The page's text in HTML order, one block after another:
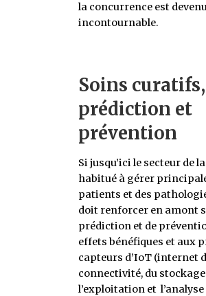
la concurrence est
incontournable.
Soins curatifs,
prédiction et
prévention
Si jusqu’ici le secteur de
habitué à gérer
patients et des
doit renforcer en amont
prédiction et de
effets bénéfiques et aux
capteurs d’IoT (internet
connectivité, du stockage
l’exploitation et l’analyse